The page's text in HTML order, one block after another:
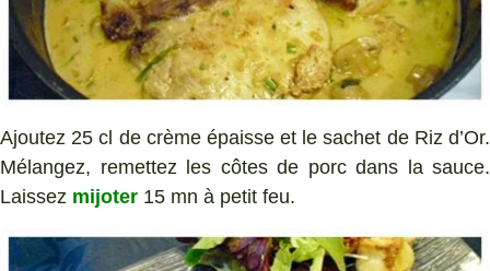
Ajoutez 25 cl de crème épaisse et le sachet de Riz d’Or.
Mélangez, remettez les côtes de porc dans la sauce.
Laissez mijoter 15 mn à petit feu.